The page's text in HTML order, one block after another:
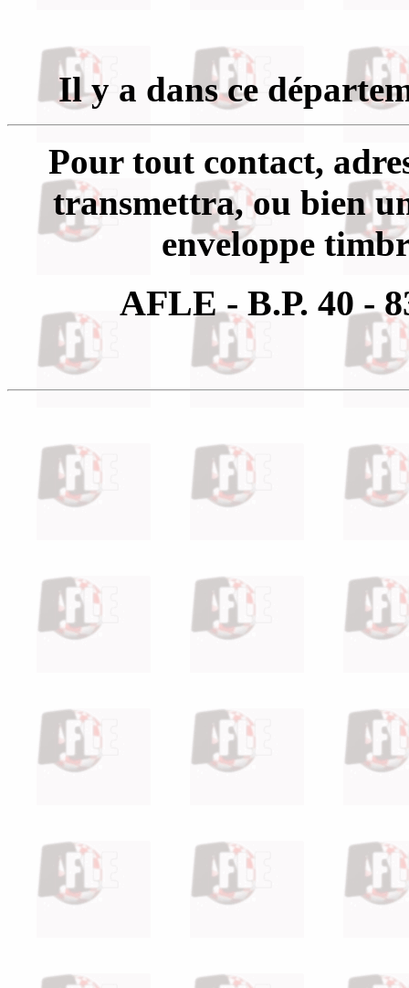
Il y a dans ce
Pour tout contact,
transmettra, ou bien
enveloppe
AFLE - B.P. 40 -